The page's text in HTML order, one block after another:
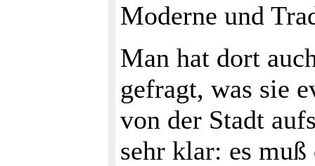
Moderne und
Man hat dort
gefragt, was sie
von der Stadt
sehr klar: es